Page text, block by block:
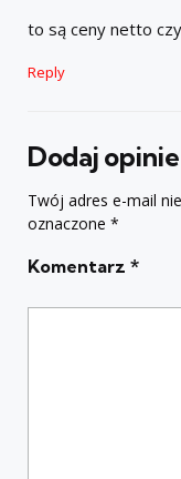
to są ceny netto
Reply
Dodaj opinie
Twój adres e-mail
oznaczone *
Komentarz *